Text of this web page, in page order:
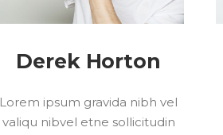
Derek Horton
Lorem ipsum gravida nibh vel
valiqu nibvel etne sollicitudin